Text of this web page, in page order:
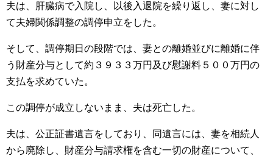
夫は、肝臓病で入院し、以後入退院を繰り返し、妻に対し
て夫婦関係調整の調停申立をした。
そして、調停期日の段階では、妻との離婚並びに離婚に伴
う財産分与として約３９３３万円及び慰謝料５００万円の
支払を求めていた。
この調停が成立しないまま、夫は死亡した。
夫は、公正証書遺言をしており、同遺言には、妻を相続人
から廃除し、財産分与請求権を含む一切の財産について、